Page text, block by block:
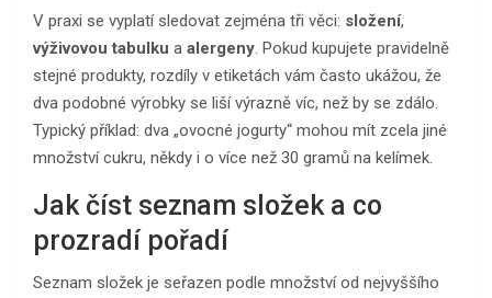
V praxi se vyplatí sledovat zejména tři věci: složení,
výživovou tabulku a alergeny. Pokud kupujete pravidelně
stejné produkty, rozdíly v etiketách vám často ukážou, že
dva podobné výrobky se liší výrazně víc, než by se zdálo.
Typický příklad: dva „ovocné jogurty“ mohou mít zcela jiné
množství cukru, někdy i o více než 30 gramů na kelímek.
Jak číst seznam složek a co
prozradí pořadí
Seznam složek je seřazen podle množství od nejvyššího